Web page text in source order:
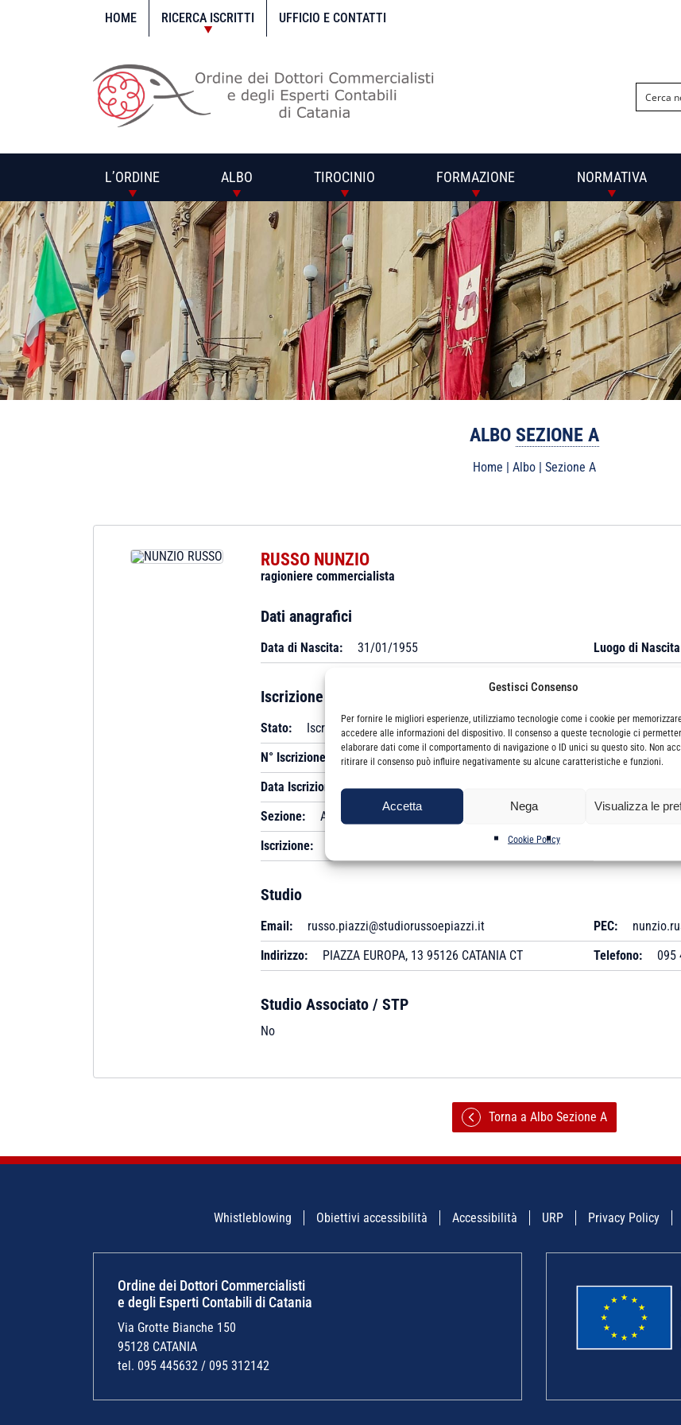
Gestisci Consenso
Per fornire le migliori esperienze, utilizziamo tecnologie come i cookie per
accedere alle informazioni del dispositivo. Il consenso a queste tecnologie ci
elaborare dati come il comportamento di navigazione o ID unici su questo sito. Non
ritirare il consenso può influire negativamente su alcune caratteristiche e funzioni.
Accetta Nega Visualizza le
Cookie Policy
HOME RICERCA ISCRITTI UFFICIO E CONTATTI
L’ORDINE ALBO TIROCINIO FORMAZIONE NORMATIVA
ALBO SEZIONE A
Home | Albo| Sezione A
RUSSO NUNZIO
ragioniere commercialista
Dati anagrafici
Data di Nascita: 31/01/1955 Luogo di
Iscrizione
Stato:
Iscritto
N° Iscrizione:
A 249 Data Anzianità:
Data Iscrizione:
25/02/1981
Sezione:
A Revisore Legale:
Iscrizione:
Studio
Email: russo.piazzi@studiorussoepiazzi.it PEC:
Indirizzo:
PIAZZA EUROPA, 13 95126 CATANIA CT Telefono: 095
Studio Associato / STP
No
Torna a Albo Sezione A
Whistleblowing Obiettivi accessibilità Accessibilità URP Privacy Policy
Ordine dei Dottori Commercialisti
e degli Esperti Contabili di Catania
Via Grotte Bianche 150
95128 CATANIA
tel. 095 445632 / 095 312142